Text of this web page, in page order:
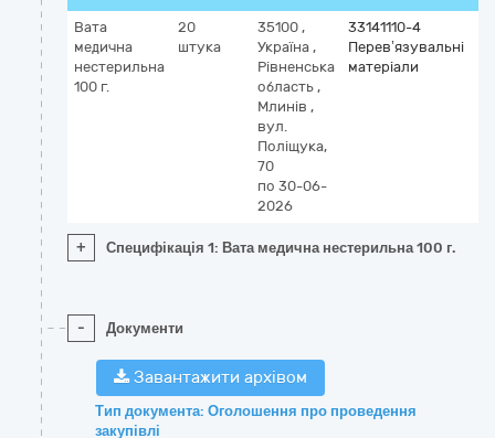
Вата
медична
нестерильна
100 г.
20
штука
35100 ,
Україна ,
Рівненська
область ,
Млинів ,
вул.
Поліщука,
70
по 30-06-
2026
33141110-4
Перев’язувальні
матеріали
+ Специфікація 1: Вата медична нестерильна 100 г.
- Документи
Завантажити архівом
Тип документа: Оголошення про проведення
закупівлі